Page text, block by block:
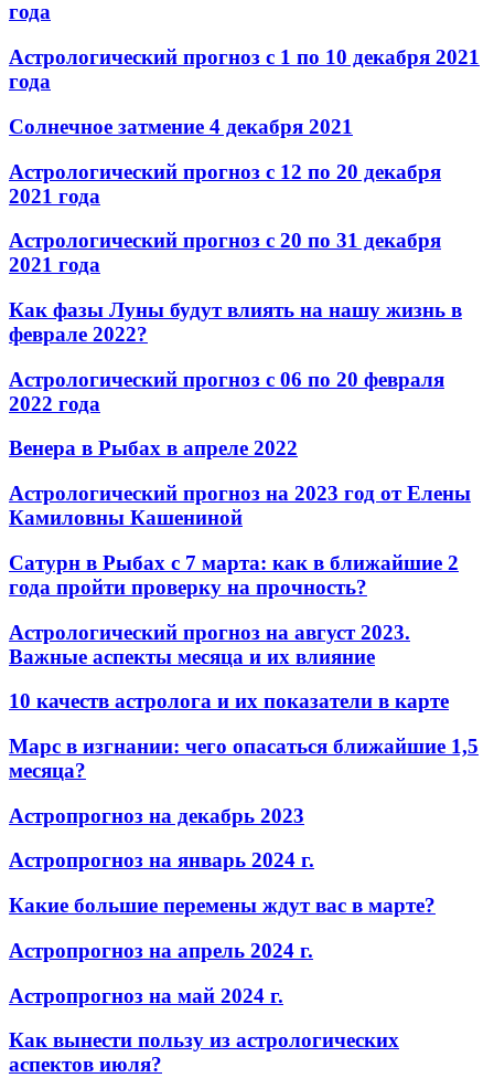
года
Астрологический прогноз с 1 по 10 декабря 2021
года
Солнечное затмение 4 декабря 2021
Астрологический прогноз с 12 по 20 декабря
2021 года
Астрологический прогноз с 20 по 31 декабря
2021 года
Как фазы Луны будут влиять на нашу жизнь в
феврале 2022?
Астрологический прогноз с 06 по 20 февраля
2022 года
Венера в Рыбах в апреле 2022
Астрологический прогноз на 2023 год от Елены
Камиловны Кашениной
Сатурн в Рыбах с 7 марта: как в ближайшие 2
года пройти проверку на прочность?
Астрологический прогноз на август 2023.
Важные аспекты месяца и их влияние
10 качеств астролога и их показатели в карте
Марс в изгнании: чего опасаться ближайшие 1,5
месяца?
Астропрогноз на декабрь 2023
Астропрогноз на январь 2024 г.
Какие большие перемены ждут вас в марте?
Астропрогноз на апрель 2024 г.
Астропрогноз на май 2024 г.
Как вынести пользу из астрологических
аспектов июля?